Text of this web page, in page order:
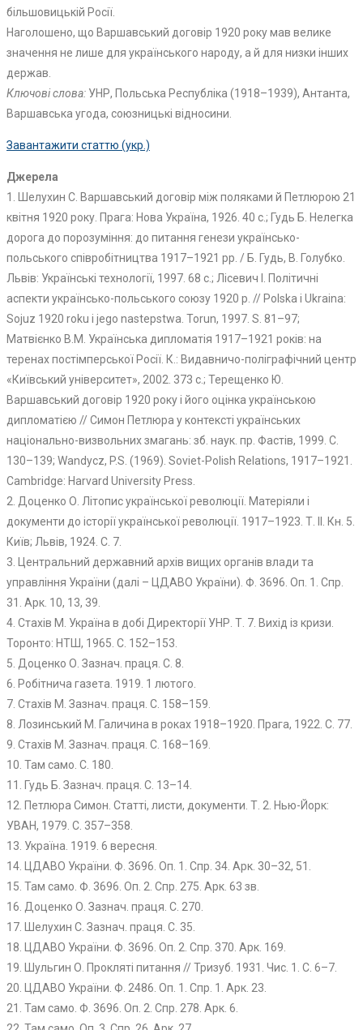
більшовицькій Росії.
Наголошено, що Варшавський договір 1920 року мав велике
значення не лише для українського народу, а й для низки інших
держав.
Ключові слова: УНР, Польська Республіка (1918–1939), Антанта,
Варшавська угода, союзницькі відносини.
Завантажити статтю (укр.)
Джерела
1. Шелухин С. Варшавський договір між поляками й Петлюрою 21
квітня 1920 року. Прага: Нова Україна, 1926. 40 с.; Гудь Б. Нелегка
дорога до порозуміння: до питання генези українсько-
польського співробітництва 1917–1921 рр. / Б. Гудь, В. Голубко.
Львів: Українські технології, 1997. 68 с.; Лісевич І. Політичні
аспекти українсько-польського союзу 1920 р. // Polska i Ukraina:
Sojuz 1920 roku i jego nastepstwa. Torun, 1997. S. 81–97;
Матвієнко В.М. Українська дипломатія 1917–1921 років: на
теренах постімперської Росії. К.: Видавничо-поліграфічний центр
«Київський університет», 2002. 373 с.; Терещенко Ю.
Варшавський договір 1920 року і його оцінка українською
дипломатією // Симон Петлюра у контексті українських
національно-визвольних змагань: зб. наук. пр. Фастів, 1999. С.
130–139; Wandycz, P.S. (1969). Soviet-Polish Relations, 1917–1921.
Cambridge: Harvard University Press.
2. Доценко О. Літопис української революції. Матеріяли і
документи до історії української революції. 1917–1923. Т. ІІ. Кн. 5.
Київ; Львів, 1924. С. 7.
3. Центральний державний архів вищих органів влади та
управління України (далі – ЦДАВО України). Ф. 3696. Оп. 1. Спр.
31. Арк. 10, 13, 39.
4. Стахів М. Україна в добі Директорії УНР. Т. 7. Вихід із кризи.
Торонто: НТШ, 1965. С. 152–153.
5. Доценко О. Зазнач. праця. С. 8.
6. Робітнича газета. 1919. 1 лютого.
7. Стахів М. Зазнач. праця. С. 158–159.
8. Лозинський М. Галичина в роках 1918–1920. Прага, 1922. С. 77.
9. Стахів М. Зазнач. праця. С. 168–169.
10. Там само. С. 180.
11. Гудь Б. Зазнач. праця. С. 13–14.
12. Петлюра Симон. Статті, листи, документи. Т. 2. Нью-Йорк:
УВАН, 1979. С. 357–358.
13. Україна. 1919. 6 вересня.
14. ЦДАВО України. Ф. 3696. Оп. 1. Спр. 34. Арк. 30–32, 51.
15. Там само. Ф. 3696. Оп. 2. Спр. 275. Арк. 63 зв.
16. Доценко О. Зазнач. праця. С. 270.
17. Шелухин С. Зазнач. праця. С. 35.
18. ЦДАВО України. Ф. 3696. Оп. 2. Спр. 370. Арк. 169.
19. Шульгин О. Прокляті питання // Тризуб. 1931. Чис. 1. С. 6–7.
20. ЦДАВО України. Ф. 2486. Оп. 1. Спр. 1. Арк. 23.
21. Там само. Ф. 3696. Оп. 2. Спр. 278. Арк. 6.